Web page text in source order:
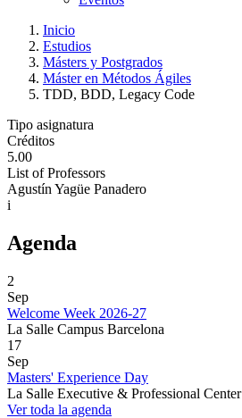
Inicio
Estudios
Másters y Postgrados
Máster en Métodos Ágiles
TDD, BDD, Legacy Code
Tipo asignatura
Créditos
5.00
List of Professors
Agustín Yagüe Panadero
i
Agenda
2
Sep
Welcome Week 2026-27
La Salle Campus Barcelona
17
Sep
Masters' Experience Day
La Salle Executive & Professional Center
Ver toda la agenda